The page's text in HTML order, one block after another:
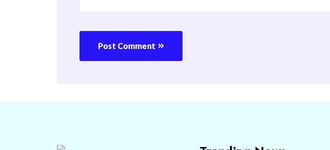
Post Comment